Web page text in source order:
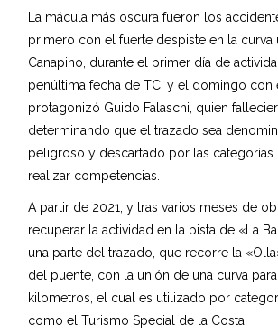
La mácula más oscura fueron los
primero con el fuerte despiste en la curva
Canapino, durante el primer día de
penúltima fecha de TC, y el domingo con
protagonizó Guido Falaschi, quien
determinando que el trazado sea
peligroso y descartado por las categorías
realizar competencias.
A partir de 2021, y tras varios meses de
recuperar la actividad en la pista de «La
una parte del trazado, que recorre la
del puente, con la unión de una curva
kilometros, el cual es utilizado por
como el Turismo Special de la Costa.